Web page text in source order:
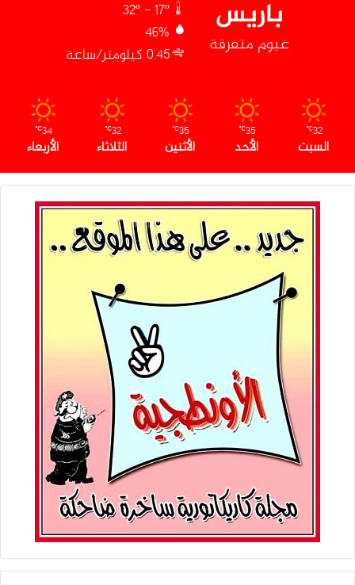
باريس
غيوم متفرقة
46%
0.45 كيلومتر/ساعة
32
℃
السبت
35
℃
الأحد
35
℃
الأثنين
32
℃
الثلاثاء
34
℃
الأربعاء